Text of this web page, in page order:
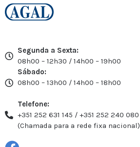
Segunda a Sexta:
08h00 – 12h30 / 14h00 – 19h00
Sábado:
08h00 – 13h00 / 14h00 – 18h00
Telefone:
+351 252 631 145 / +351 252 240 080
(Chamada para a rede fixa nacional)